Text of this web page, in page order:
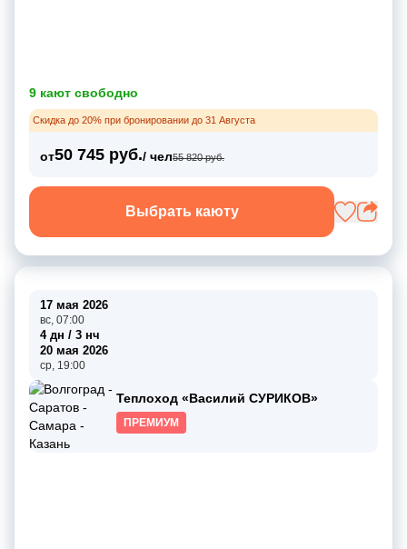
9 кают свободно
Скидка до 20% при бронировании до 31 Августа
от50 745 руб./ чел55 820 руб.
Выбрать каюту
17 мая 2026
вс, 07:00
4 дн / 3 нч
20 мая 2026
ср, 19:00
Теплоход «Василий СУРИКОВ»
ПРЕМИУМ